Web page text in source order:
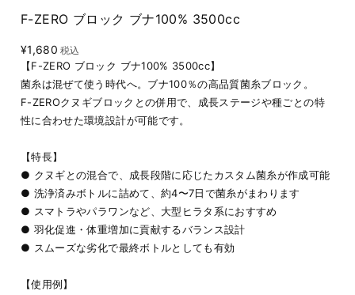
F-ZERO ブロック ブナ100% 3500cc
¥1,680 税込
【F-ZERO ブロック ブナ100% 3500cc】
菌糸は混ぜて使う時代へ。ブナ100％の高品質菌糸ブロック。
F-ZEROクヌギブロックとの併用で、成長ステージや種ごとの特
性に合わせた環境設計が可能です。
【特長】
● クヌギとの混合で、成長段階に応じたカスタム菌糸が作成可能
● 洗浄済みボトルに詰めて、約4〜7日で菌糸がまわります
● スマトラやパラワンなど、大型ヒラタ系におすすめ
● 羽化促進・体重増加に貢献するバランス設計
● スムーズな劣化で最終ボトルとしても有効
【使用例】